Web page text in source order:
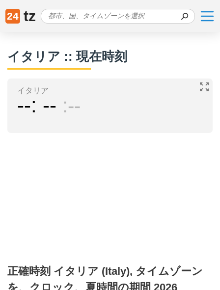
24 tz
イタリア :: 現在時刻
イタリア
-- -- --
正確時刻 イタリア (Italy), タイムゾーン
を、クロック、夏時間の期間 2026